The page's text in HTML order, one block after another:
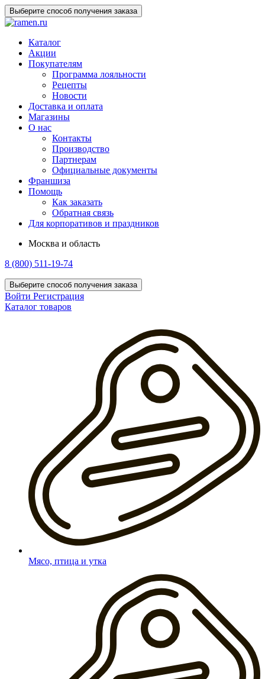
Выберите способ получения заказа
Каталог
Акции
Покупателям
Программа лояльности
Рецепты
Новости
Доставка и оплата
Магазины
О нас
Контакты
Производство
Партнерам
Официальные документы
Франшиза
Помощь
Как заказать
Обратная связь
Для корпоративов и праздников
Москва и область
8 (800) 511-19-74
Выберите способ получения заказа
Войти Регистрация
Каталог товаров
Мясо, птица и утка